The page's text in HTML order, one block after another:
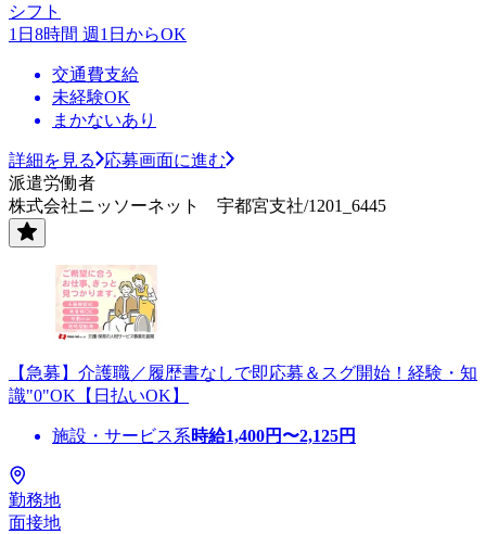
シフト
1日8時間 週1日からOK
交通費支給
未経験OK
まかないあり
詳細を見る
応募画面に進む
派遣労働者
株式会社ニッソーネット 宇都宮支社/1201_6445
【急募】介護職／履歴書なしで即応募＆スグ開始！経験・知
識"0"OK【日払いOK】
施設・サービス系時給1,400円〜2,125円
勤務地
面接地